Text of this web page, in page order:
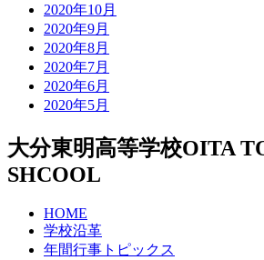
2020年10月
2020年9月
2020年8月
2020年7月
2020年6月
2020年5月
大分東明高等学校OITA
SHCOOL
HOME
学校沿革
年間行事トピックス